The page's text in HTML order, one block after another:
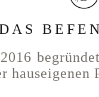
hauseigenen